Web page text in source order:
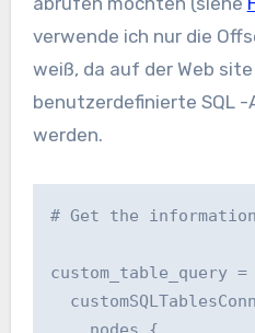
verwende ich nur die
weiß, da auf der Web
benutzerdefinierte SQL
werden.
# Get the
custom_table_query